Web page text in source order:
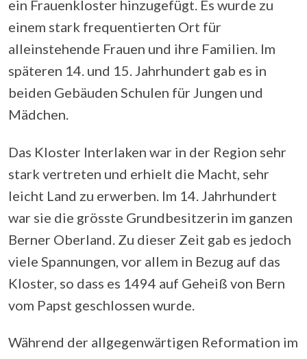
ein Frauenkloster hinzugefügt. Es wurde zu
einem stark frequentierten Ort für
alleinstehende Frauen und ihre Familien. Im
späteren 14. und 15. Jahrhundert gab es in
beiden Gebäuden Schulen für Jungen und
Mädchen.
Das Kloster Interlaken war in der Region sehr
stark vertreten und erhielt die Macht, sehr
leicht Land zu erwerben. Im 14. Jahrhundert
war sie die grösste Grundbesitzerin im ganzen
Berner Oberland. Zu dieser Zeit gab es jedoch
viele Spannungen, vor allem in Bezug auf das
Kloster, so dass es 1494 auf Geheiß von Bern
vom Papst geschlossen wurde.
Während der allgegenwärtigen Reformation im